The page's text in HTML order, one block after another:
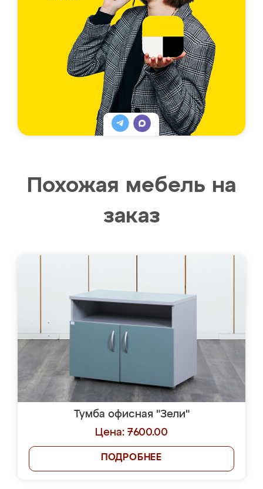
Похожая мебель на
заказ
Тумба офисная "Зели"
Цена: 7600.00
ПОДРОБНЕЕ